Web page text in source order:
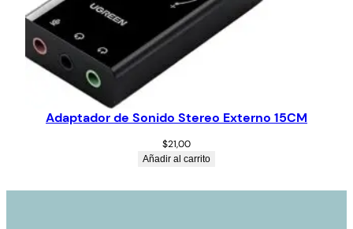
Adaptador de Sonido Stereo Externo 15CM
$21,00
Añadir al carrito